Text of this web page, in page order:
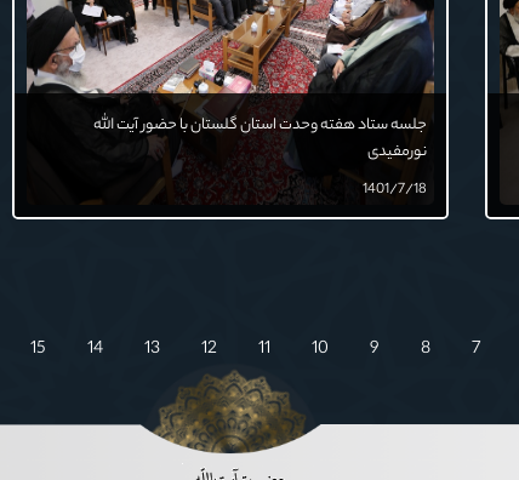
جلسه ستاد هفته وحدت استان گلستان با حضور آیت الله
نورمفیدی
1401/7/18
7
8
9
10
11
12
13
14
15